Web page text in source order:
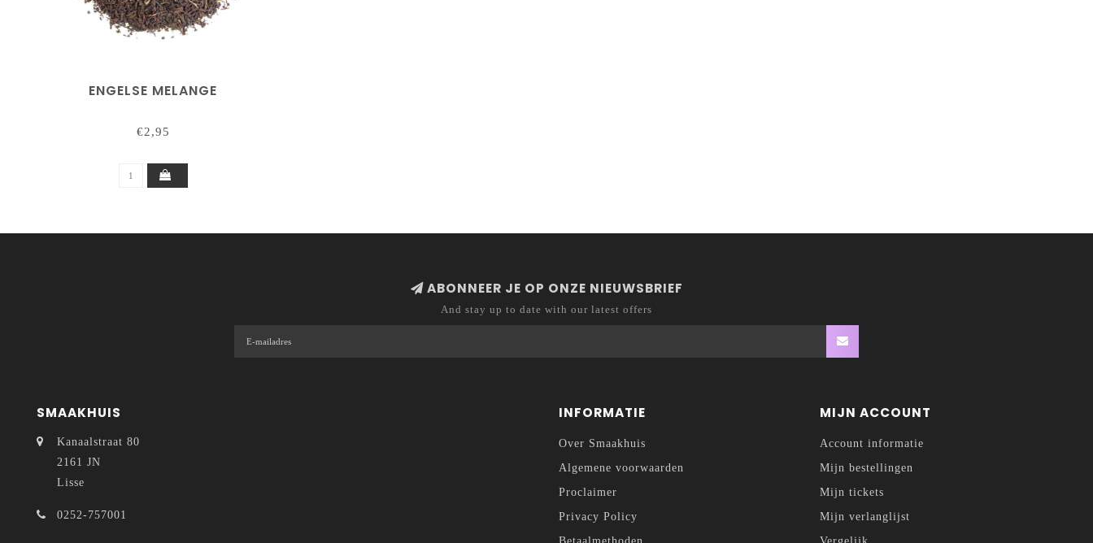
ENGELSE MELANGE
€2,95
ABONNEER JE OP ONZE NIEUWSBRIEF
And stay up to date with our latest offers
SMAAKHUIS
Kanaalstraat 80
2161 JN
Lisse
0252-757001
INFORMATIE
Over Smaakhuis
Algemene voorwaarden
Proclaimer
Privacy Policy
MIJN ACCOUNT
Account informatie
Mijn bestellingen
Mijn tickets
Mijn verlanglijst